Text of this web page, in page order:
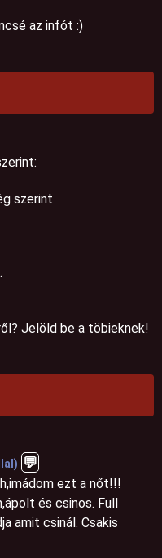
az infót :)
szerint
Jelöld be a töbieknek!
💬️
ezt a nőt!!!
és csinos. Full
amit csinál. Csakis